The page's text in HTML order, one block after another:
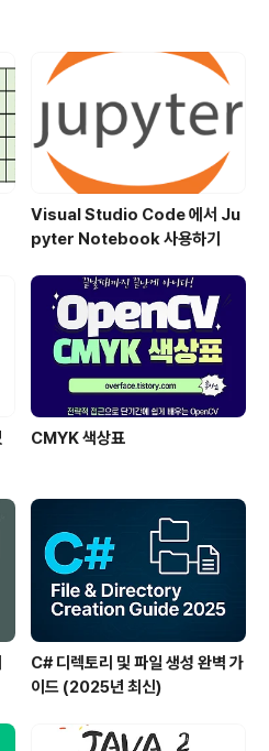
에서는 image/jp
주의해야 한다.
씩 다르다. var data
jpeg"); var blob
Visual Studio Code 에서 Ju
pyter Notebook 사용하기
CMYK 색상표
C# 디렉토리 및 파일 생성 완벽 가
이드 (2025년 최신)